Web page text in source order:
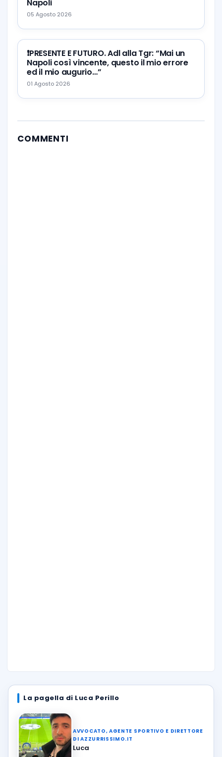
Napoli
05 Agosto 2026
❗️PRESENTE E FUTURO. Adl alla Tgr: “Mai un
Napoli così vincente, questo il mio errore
ed il mio augurio…”
01 Agosto 2026
COMMENTI
La pagella di Luca Perillo
AVVOCATO, AGENTE SPORTIVO E DIRETTORE
DI AZZURRISSIMO.IT
Luca